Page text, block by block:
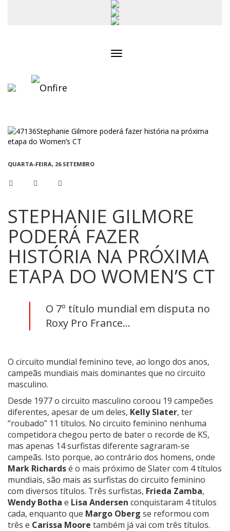
QUARTA-FEIRA, 26 SETEMBRO
STEPHANIE GILMORE
PODERÁ FAZER
HISTÓRIA NA PRÓXIMA
ETAPA DO WOMEN’S CT
O 7º título mundial em disputa no
Roxy Pro France...
O circuito mundial feminino teve, ao longo dos anos,
campeãs mundiais mais dominantes que no circuito
masculino.
Desde 1977 o circuito masculino coroou 19 campeões
diferentes, apesar de um deles, Kelly Slater, ter
“roubado” 11 títulos. No circuito feminino nenhuma
competidora chegou perto de bater o recorde de KS,
mas apenas 14 surfistas diferente sagraram-se
campeãs. Isto porque, ao contrário dos homens, onde
Mark Richardsé o mais próximo de Slater com 4 títulos
mundiais, são mais as surfistas do circuito feminino
com diversos títulos. Três surfistas, Frieda Zamba,
Wendy Botha e Lisa Andersen conquistaram 4 títulos
cada, enquanto que Margo Oberg se reformou com
três e Carissa Moore também já vai com três títulos.